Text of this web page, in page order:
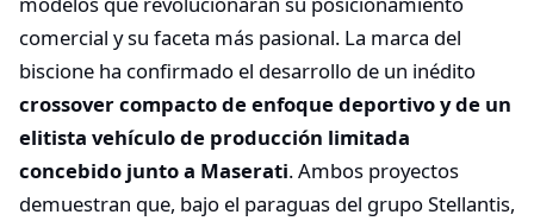
comercial y su faceta más pasional. La marca del
biscione ha confirmado el desarrollo de un inédito
crossover compacto de enfoque deportivo y de un
elitista vehículo de producción limitada
concebido junto a Maserati. Ambos proyectos
demuestran que, bajo el paraguas del grupo Stellantis,